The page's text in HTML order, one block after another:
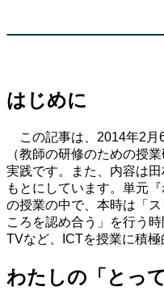
はじめに
この記事は、2014年2月
（教師の研修のための授
実践です。また、内容は
もとにしています。単元
の授業の中で、本時は「
ころを認め合う」を行う
TVなど、ICTを授業に積極
わたしの「とっ